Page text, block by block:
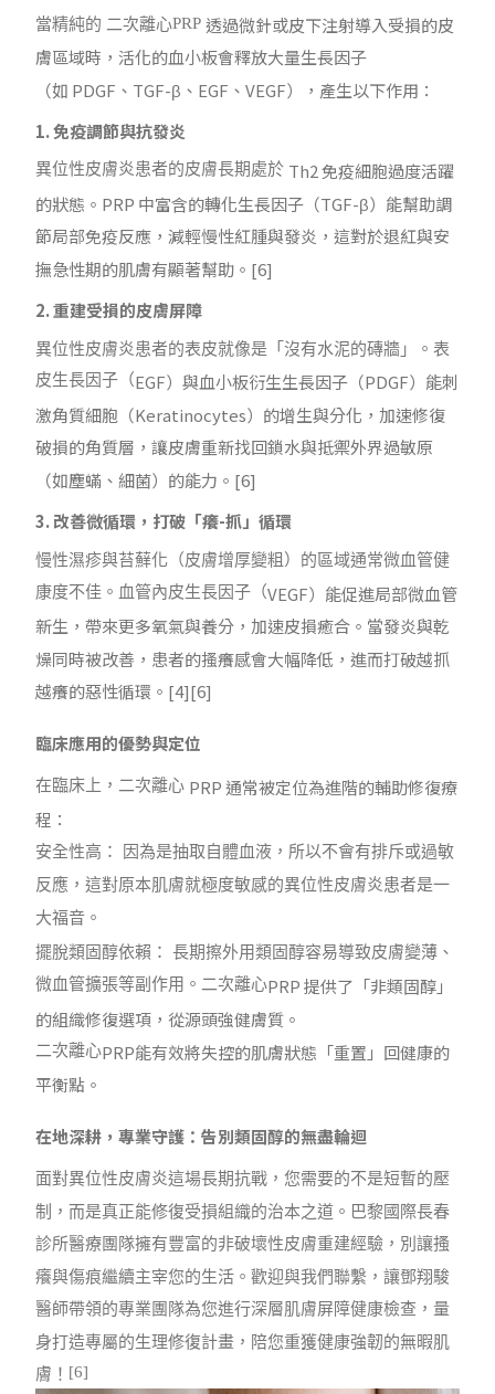
當精純的 二次離心PRP透過微針或皮下注射導入受損的皮
膚區域時，活化的血小板會釋放大量生長因子
（如 PDGF 、 TGF-β 、 EGF 、VEGF），產生以下作用：
1. 免疫調節與抗發炎
異位性皮膚炎患者的皮膚長期處於 Th2免疫細胞過度活躍
的狀態。 PRP 中富含的轉化生長因子（TGF-β）能幫助調
節局部免疫反應，減輕慢性紅腫與發炎，這對於退紅與安
撫急性期的肌膚有顯著幫助。 [6]
2. 重建受損的皮膚屏障
異位性皮膚炎患者的表皮就像是「沒有水泥的磚牆」。表
皮生長因子（EGF）與血小板衍生生長因子（PDGF）能刺
激角質細胞（Keratinocytes）的增生與分化，加速修復
破損的角質層，讓皮膚重新找回鎖水與抵禦外界過敏原
（如塵蟎、細菌）的能力。 [6]
3. 改善微循環，打破「癢-抓」循環
慢性濕疹與苔蘚化（皮膚增厚變粗）的區域通常微血管健
康度不佳。血管內皮生長因子（VEGF）能促進局部微血管
新生，帶來更多氧氣與養分，加速皮損癒合。當發炎與乾
燥同時被改善，患者的搔癢感會大幅降低，進而打破越抓
越癢的惡性循環。 [4][6]
臨床應用的優勢與定位
在臨床上，二次離心 PRP通常被定位為進階的輔助修復療
程：
安全性高： 因為是抽取自體血液，所以不會有排斥或過敏
反應，這對原本肌膚就極度敏感的異位性皮膚炎患者是一
大福音。
擺脫類固醇依賴： 長期擦外用類固醇容易導致皮膚變薄、
微血管擴張等副作用。二次離心PRP提供了「非類固醇」
的組織修復選項，從源頭強健膚質。
二次離心PRP能有效將失控的肌膚狀態「重置」回健康的
平衡點。
在地深耕，專業守護：告別類固醇的無盡輪迴
面對異位性皮膚炎這場長期抗戰，您需要的不是短暫的壓
制，而是真正能修復受損組織的治本之道。巴黎國際長春
診所醫療團隊擁有豐富的非破壞性皮膚重建經驗，別讓搔
癢與傷痕繼續主宰您的生活。歡迎與我們聯繫，讓鄧翔駿
醫師帶領的專業團隊為您進行深層肌膚屏障健康檢查，量
身打造專屬的生理修復計畫，陪您重獲健康強韌的無暇肌
膚！ [6]